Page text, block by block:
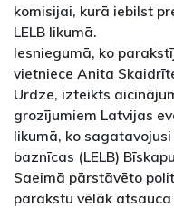
komisijai, kurā iebilst
LELB likumā.
Iesniegumā, ko
vietniece Anita
Urdze, izteikts
grozījumiem Latvijas
likumā, ko
baznīcas (LELB)
Saeimā pārstāvēto
parakstu vēlāk